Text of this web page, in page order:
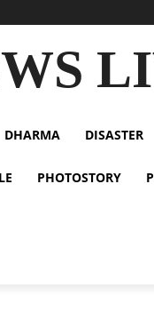
DHARMA DISASTER
PHOTOSTORY